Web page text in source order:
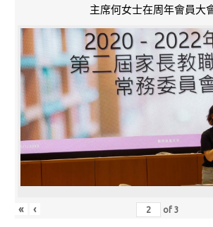
主席何女士在周年會員大
« ‹ of3